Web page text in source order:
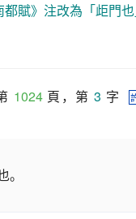
賦》注改為「歫門也
1024 頁，第 3 字
。